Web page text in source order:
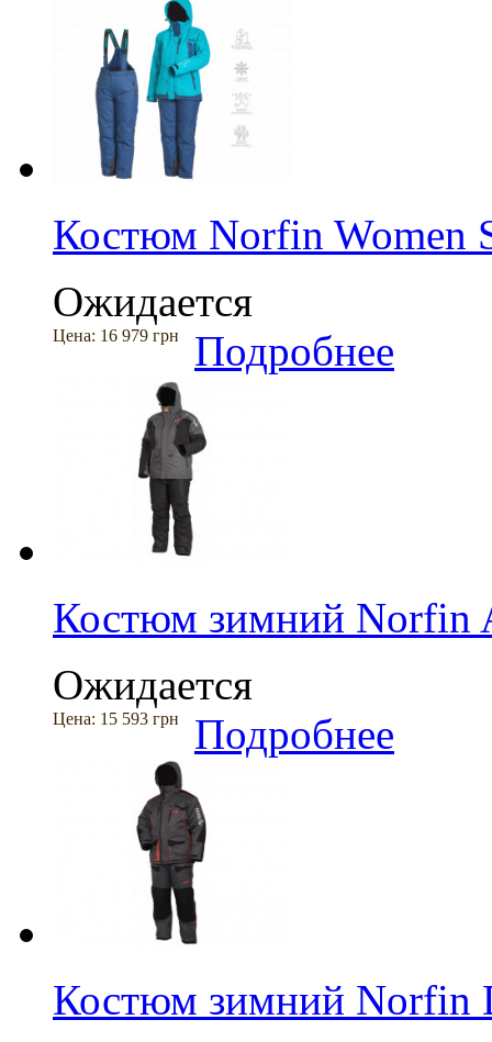
Костюм Norfin Women
Ожидается
Цена: 16 979 грн Подробнее
Костюм зимний Norfin
Ожидается
Цена: 15 593 грн Подробнее
Костюм зимний Norfin